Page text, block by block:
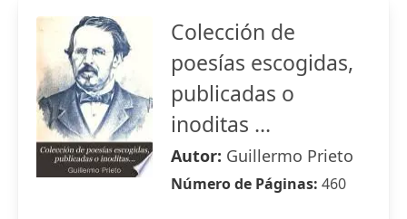
Colección de
poesías escogidas,
publicadas o
inoditas ...
Autor: Guillermo Prieto
Número de Páginas: 460